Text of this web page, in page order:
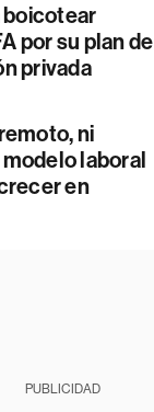
boicotear
por su plan de
privada
ni
laboral
en
PUBLICIDAD